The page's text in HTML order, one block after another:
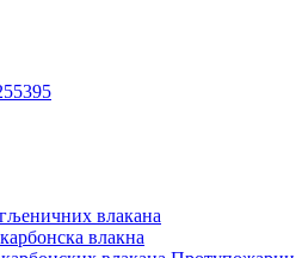
влакана
влакна